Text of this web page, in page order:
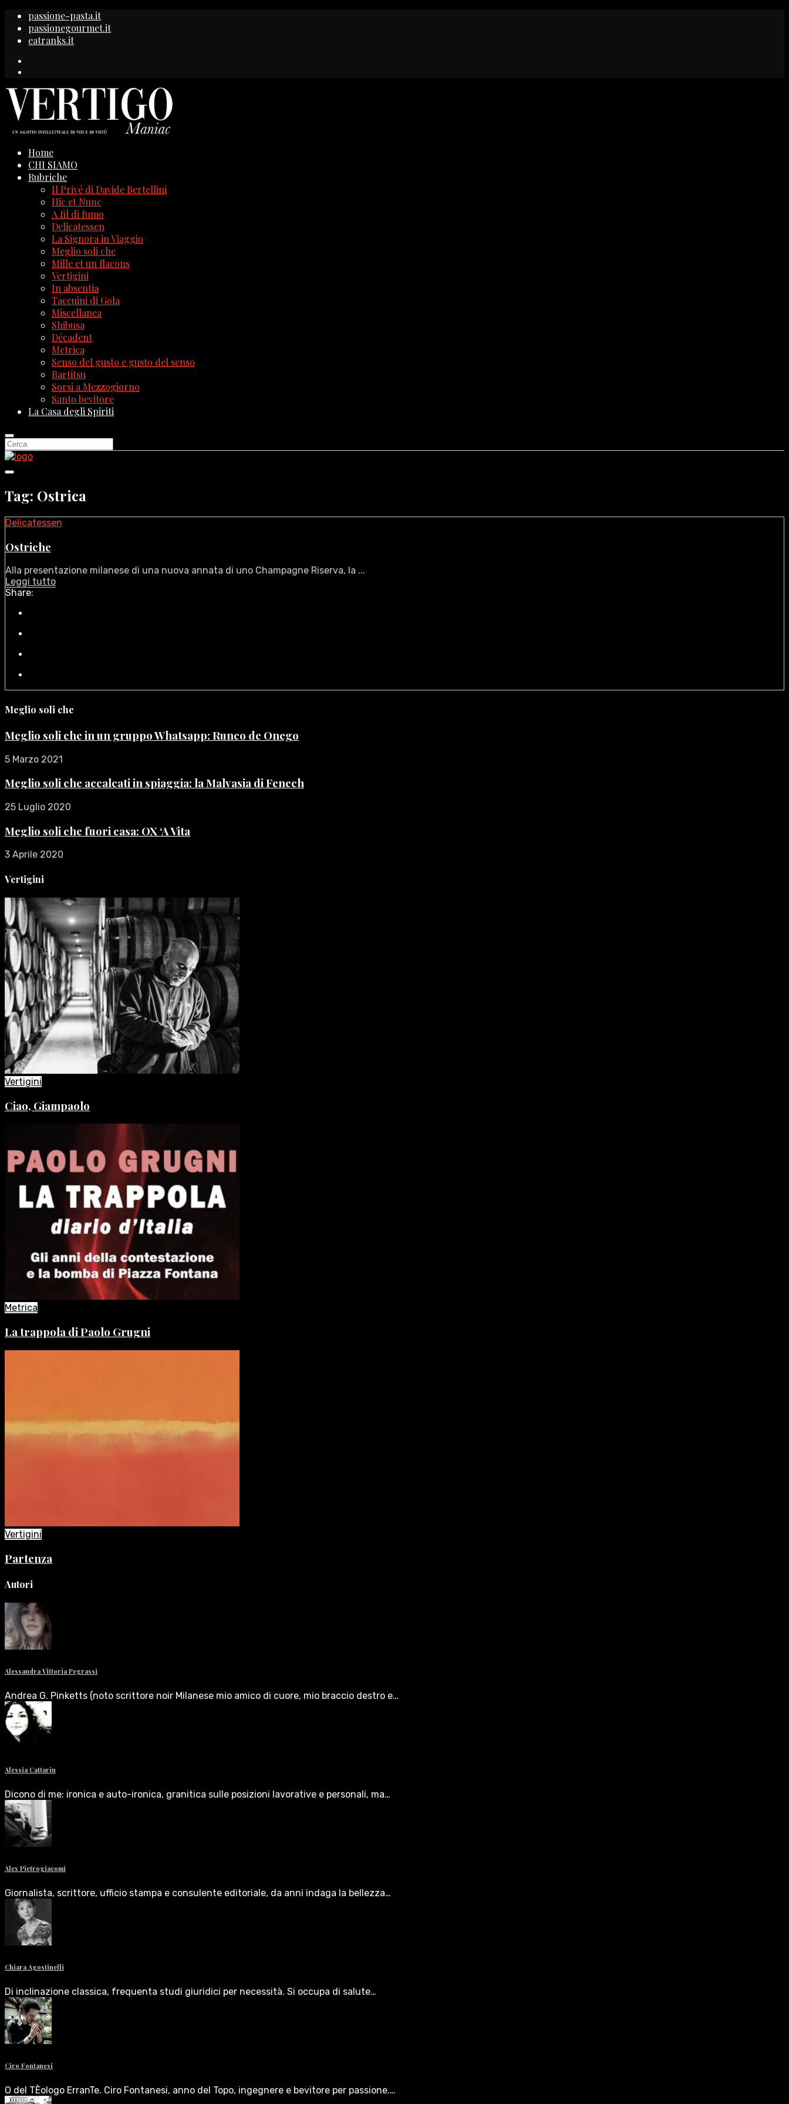
passione-pasta.it
passionegourmet.it
eatranks.it
Home
CHI SIAMO
Rubriche
Il Privé di Davide Bertellini
Hic et Nunc
A fil di fumo
Delicatessen
La Signora in Viaggio
Meglio soli che
Mille et un flacons
Vertigini
In absentia
Taccuini di Gola
Miscellanea
Shibusa
Décadent
Metrica
Senso del gusto e gusto del senso
Bartitsu
Sorsi a Mezzogiorno
Santo bevitore
La Casa degli Spiriti
Tag: Ostrica
Delicatessen
Ostriche
Alla presentazione milanese di una nuova annata di uno Champagne Riserva, la ...
Leggi tutto
Share:
Meglio soli che
Meglio soli che in un gruppo Whatsapp: Runco de Onego
5 Marzo 2021
Meglio soli che accalcati in spiaggia: la Malvasia di Fenech
25 Luglio 2020
Meglio soli che fuori casa: OX ‘A Vita
3 Aprile 2020
Vertigini
Vertigini
Ciao, Giampaolo
Metrica
La trappola di Paolo Grugni
Vertigini
Partenza
Autori
Alessandra Vittoria Pegrassi
Andrea G. Pinketts (noto scrittore noir Milanese mio amico di cuore, mio braccio destro e…
Alessia Cattarin
Dicono di me: ironica e auto-ironica, granitica sulle posizioni lavorative e personali, ma…
Alex Pietrogiacomi
Giornalista, scrittore, ufficio stampa e consulente editoriale, da anni indaga la bellezza…
Chiara Agostinelli
Di inclinazione classica, frequenta studi giuridici per necessità. Si occupa di salute…
Ciro Fontanesi
O del TÈologo ErranTe. Ciro Fontanesi, anno del Topo, ingegnere e bevitore per passione.…